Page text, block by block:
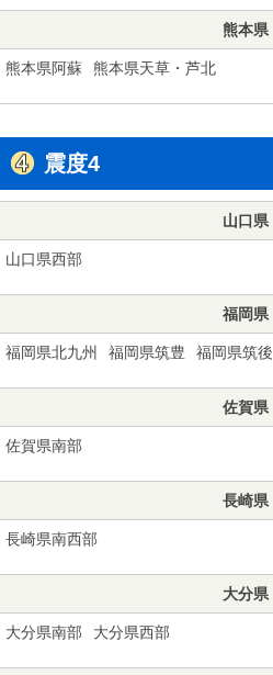
熊本県
熊本県阿蘇 熊本県天草・芦北
震度4
山口県
山口県西部
福岡県
福岡県北九州 福岡県筑豊 福岡県筑後
佐賀県
佐賀県南部
長崎県
長崎県南西部
大分県
大分県南部 大分県西部